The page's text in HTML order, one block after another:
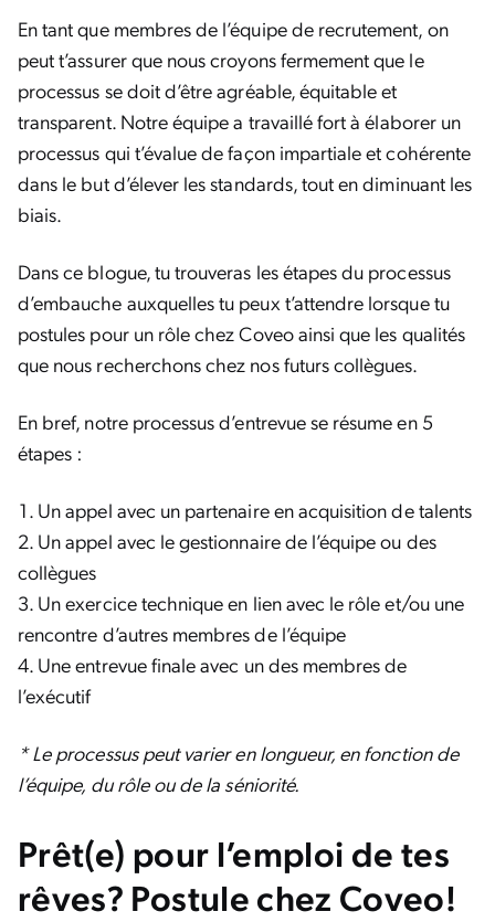
En tant que membres de l’équipe de recrutement, on
peut t’assurer que nous croyons fermement que le
processus se doit d’être agréable, équitable et
transparent. Notre équipe a travaillé fort à élaborer un
processus qui t’évalue de façon impartiale et cohérente
dans le but d’élever les standards, tout en diminuant les
biais.
Dans ce blogue, tu trouveras les étapes du processus
d’embauche auxquelles tu peux t’attendre lorsque tu
postules pour un rôle chez Coveo ainsi que les qualités
que nous recherchons chez nos futurs collègues.
En bref, notre processus d’entrevue se résume en 5
étapes :
Un appel avec un partenaire en acquisition de talents
Un appel avec le gestionnaire de l’équipe ou des
collègues
Un exercice technique en lien avec le rôle et/ou une
rencontre d’autres membres de l’équipe
Une entrevue finale avec un des membres de
l’exécutif
* Le processus peut varier en longueur, en fonction de
l’équipe, du rôle ou de la séniorité.
Prêt(e) pour l’emploi de tes
rêves? Postule chez Coveo!